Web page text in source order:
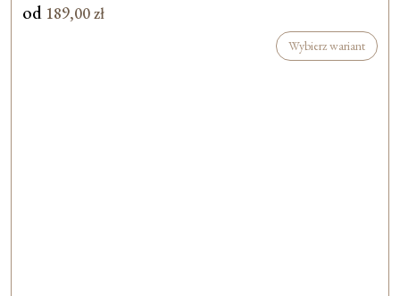
od 189,00zł
Wybierz wariant